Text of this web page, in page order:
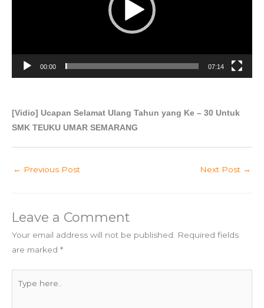
00:00 07:14
[Vidio] Ucapan Selamat Ulang Tahun yang Ke – 30 Untuk
SMK TEUKU UMAR SEMARANG
← Previous Post Next Post →
Leave a Comment
Your email address will not be published.
Required fields
are marked *
here..